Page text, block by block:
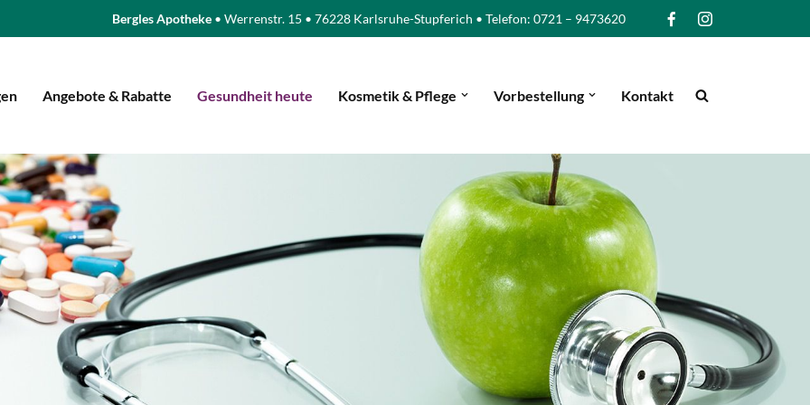
Bergles Apotheke • Werrenstr. 15 • 76228 Karlsruhe-Stupferich • Telefon: 0721 – 9473620
Angebote & Rabatte Gesundheit heute Kosmetik & Pflege Vorbestellung Kontakt